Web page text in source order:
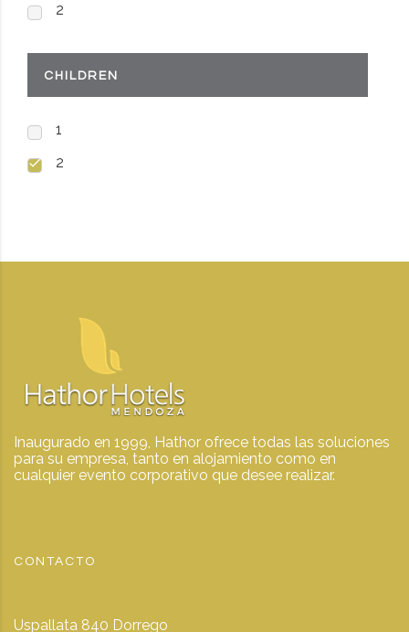
2
CHILDREN
1
2
Inaugurado en 1999, Hathor ofrece todas las soluciones
para su empresa, tanto en alojamiento como en
cualquier evento corporativo que desee realizar.
CONTACTO
Uspallata 840 Dorrego